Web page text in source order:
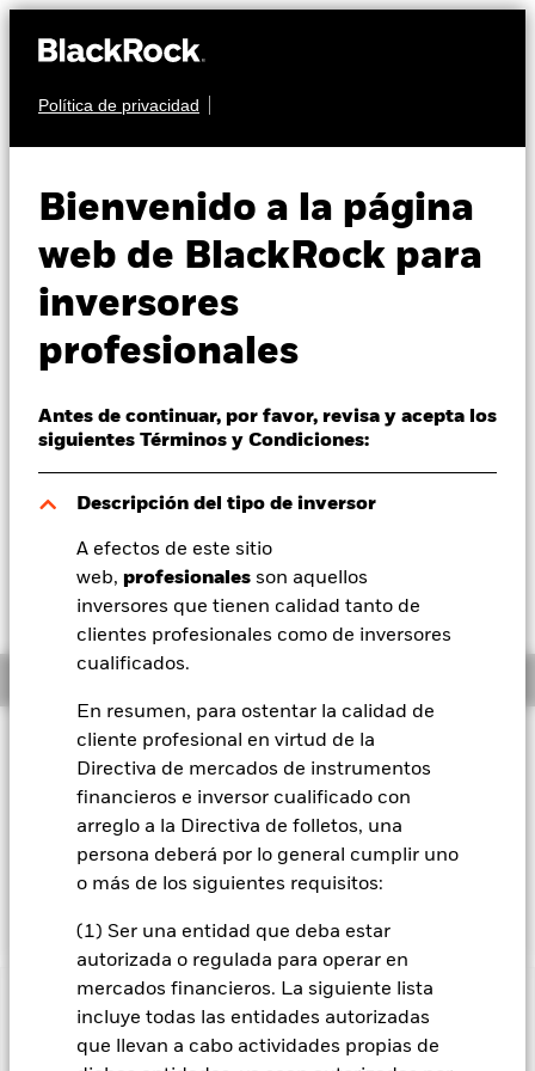
Política de privacidad
Bienvenido a la página
web de BlackRock para
inversores
profesionales
Antes de continuar, por favor, revisa y acepta los
siguientes Términos y Condiciones:
Descripción del tipo de inversor
A efectos de este sitio
web, profesionales son aquellos
inversores que tienen calidad tanto de
clientes profesionales como de inversores
cualificados.
En resumen, para ostentar la calidad de
cliente profesional en virtud de la
Directiva de mercados de instrumentos
financieros e inversor cualificado con
arreglo a la Directiva de folletos, una
persona deberá por lo general cumplir uno
o más de los siguientes requisitos:
(1) Ser una entidad que deba estar
autorizada o regulada para operar en
mercados financieros. La siguiente lista
incluye todas las entidades autorizadas
que llevan a cabo actividades propias de
Perspectivas
Visión de mercado
Educación
Profesionales
España
Change location
BlackRock
iShares
Nuestra compañía
Equity High Income
Fund
JPY 1.268,00
Variación del valor liquidativo a 05 ago 2026
JPY 13,00 (1,04%)
Filosofía de inversión
El Fondo Global Enhanced Equity Yield pretende generar un
elevado nivel de ingresos. El Fondo invierte globalmente,
sin límites prescritos de país o región, un mínimo del 70 %
de sus activos globales en acciones ordinarias. El Fondo hace
uso de los derivados de una forma fundamental para su
objetivo de inversión, a fin de generar ingresos adicionales.
INFORMACIÓN IMPORTANTE: Capital en Riesgo.
de las inversiones y los ingresos derivados de ellas pueden
subir o bajar, y no están garantizados. Es posible que los